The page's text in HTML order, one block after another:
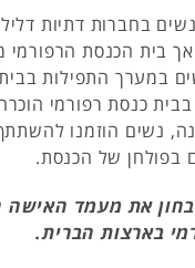
בחברות דתיות
בית הכנסת הרפורמי
במערך התפילות
כנסת רפורמי
נשים הוזמנו
בפולחן של הכנסת.
את מעמד האישה
בארצות הברית.